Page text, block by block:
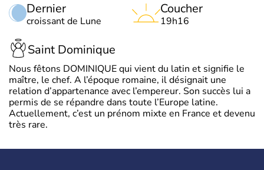
Dernier
croissant de Lune
Coucher
19h16
Saint Dominique
Nous fêtons DOMINIQUE qui vient du latin et signifie le
maître, le chef. A l’époque romaine, il désignait une
relation d’appartenance avec l’empereur. Son succès lui a
permis de se répandre dans toute l’Europe latine.
Actuellement, c’est un prénom mixte en France et devenu
très rare.